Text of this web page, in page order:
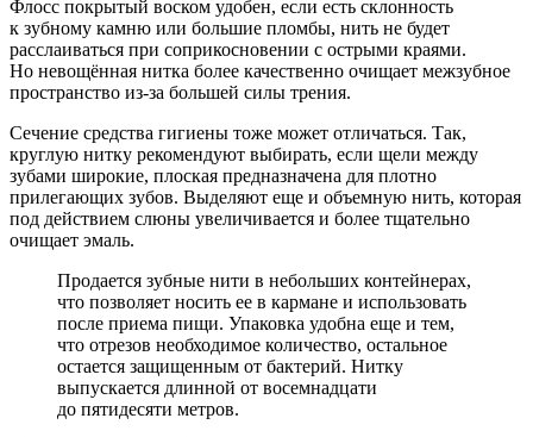
Флосс покрытый воском удобен, если есть склонность
к зубному камню или большие пломбы, нить не будет
расслаиваться при соприкосновении с острыми краями.
Но невощённая нитка более качественно очищает межзубное
пространство из-за большей силы трения.
Сечение средства гигиены тоже может отличаться. Так,
круглую нитку рекомендуют выбирать, если щели между
зубами широкие, плоская предназначена для плотно
прилегающих зубов. Выделяют еще и объемную нить, которая
под действием слюны увеличивается и более тщательно
очищает эмаль.
Продается зубные нити в небольших контейнерах,
что позволяет носить ее в кармане и использовать
после приема пищи. Упаковка удобна еще и тем,
что отрезов необходимое количество, остальное
остается защищенным от бактерий. Нитку
выпускается длинной от восемнадцати
до пятидесяти метров.